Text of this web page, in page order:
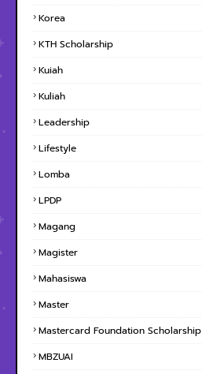
Korea
KTH Scholarship
Kuiah
Kuliah
Leadership
Lifestyle
Lomba
LPDP
Magang
Magister
Mahasiswa
Master
Mastercard Foundation Scholarship
MBZUAI